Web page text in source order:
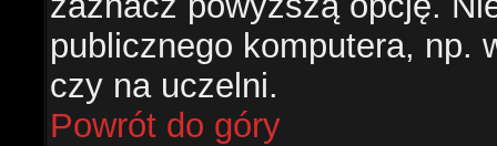
publicznego komputera, np.
czy na uczelni.
Powrót do góry